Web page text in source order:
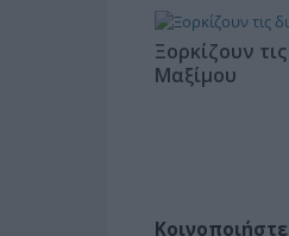
Ξορκίζουν
Μαξίμου